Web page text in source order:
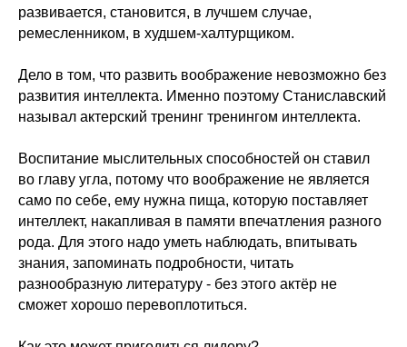
развивается, становится, в лучшем случае,
ремесленником, в худшем-халтурщиком.
Дело в том, что развить воображение невозможно без
развития интеллекта. Именно поэтому Станиславский
называл актерский тренинг тренингом интеллекта.
Воспитание мыслительных способностей он ставил
во главу угла, потому что воображение не является
само по себе, ему нужна пища, которую поставляет
интеллект, накапливая в памяти впечатления разного
рода. Для этого надо уметь наблюдать, впитывать
знания, запоминать подробности, читать
разнообразную литературу - без этого актёр не
сможет хорошо перевоплотиться.